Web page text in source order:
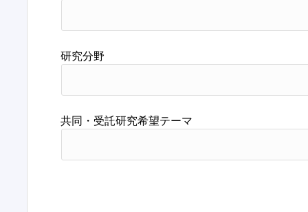
研究分野
共同・受託研究希望テーマ